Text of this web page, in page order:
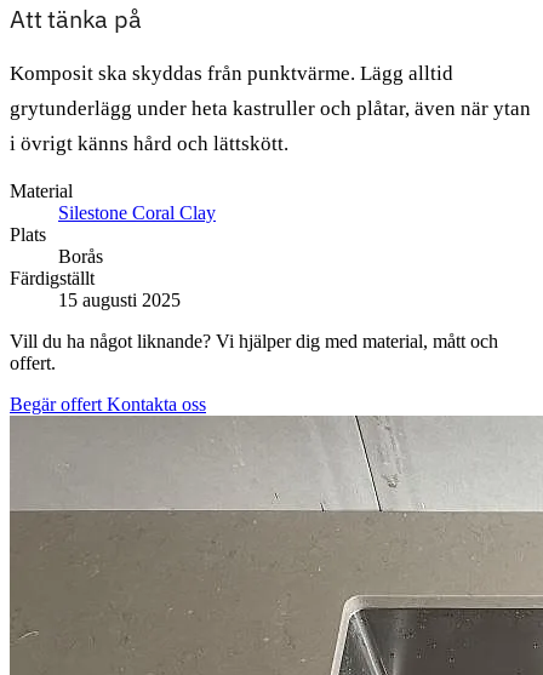
Att tänka på
Komposit ska skyddas från punktvärme. Lägg alltid
grytunderlägg under heta kastruller och plåtar, även när ytan
i övrigt känns hård och lättskött.
Material
Silestone Coral Clay
Plats
Borås
Färdigställt
15 augusti 2025
Vill du ha något liknande? Vi hjälper dig med material, mått och
offert.
Begär offert Kontakta oss